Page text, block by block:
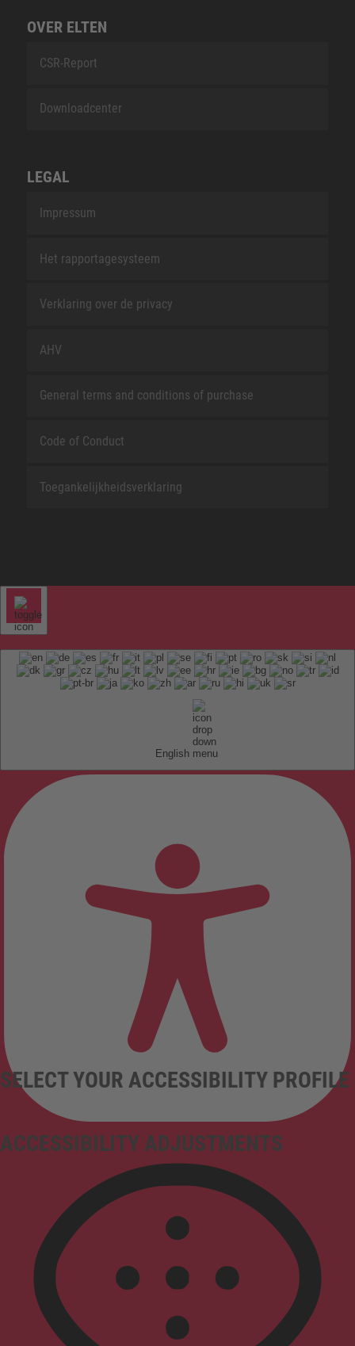
OVER ELTEN
CSR-Report
Downloadcenter
LEGAL
Impressum
Het rapportagesysteem
Verklaring over de privacy
AHV
General terms and conditions of purchase
Code of Conduct
Toegankelijkheidsverklaring
English
ACCESSIBILITY ADJUSTMENTS
SELECT YOUR ACCESSIBILITY PROFILE